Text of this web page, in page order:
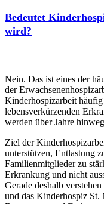
Bedeutet
wird?
Nein. Das ist eines der
der
Kinderhospizarbeit
lebensverkürzenden
werden über Jahre
Ziel der
unterstützen, Entlastung
Familienmitglieder zu
Erkrankung und nicht
Gerade deshalb
und das Kinderhospiz St.